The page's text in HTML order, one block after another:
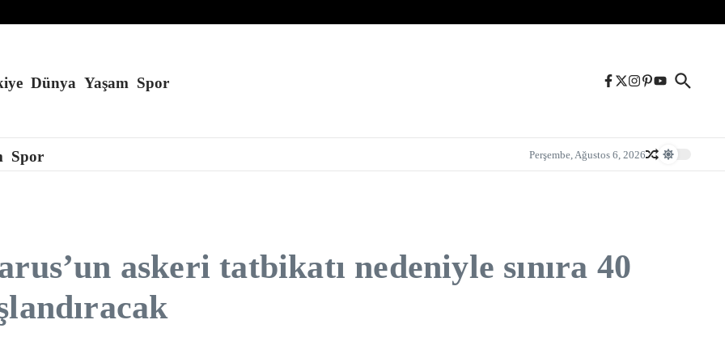
öne sürüldü
Dünya Yaşam Spor
Spor Perşembe, Ağustos 6, 2026
askeri tatbikatı nedeniyle sınıra 40